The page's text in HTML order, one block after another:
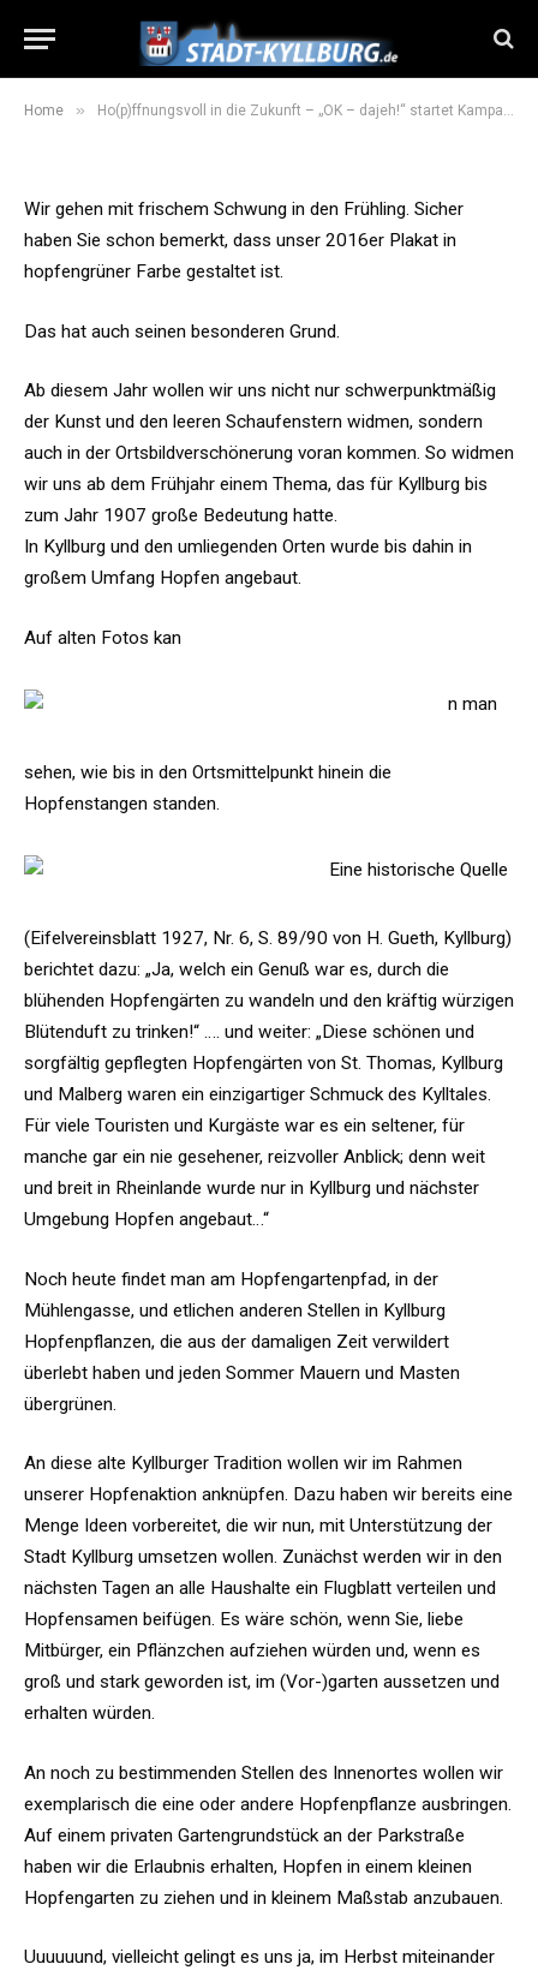
Home » Ho(p)ffnungsvoll in die Zukunft – „OK – dajeh!“ startet Kampagne
„OK – dajeh!“ startet Kampagne
Wir gehen mit frischem Schwung in den Frühling. Sicher
haben Sie schon bemerkt, dass unser 2016er Plakat in
hopfengrüner Farbe gestaltet ist.
Das hat auch seinen besonderen Grund.
Ab diesem Jahr wollen wir uns nicht nur schwerpunktmäßig
der Kunst und den leeren Schaufenstern widmen, sondern
auch in der Ortsbildverschönerung voran kommen. So widmen
wir uns ab dem Frühjahr einem Thema, das für Kyllburg bis
zum Jahr 1907 große Bedeutung hatte.
In Kyllburg und den umliegenden Orten wurde bis dahin in
großem Umfang Hopfen angebaut.
Auf alten Fotos kan
n man
sehen, wie bis in den Ortsmittelpunkt hinein die
Hopfenstangen standen.
Eine historische Quelle
(Eifelvereinsblatt 1927, Nr. 6, S. 89/90 von H. Gueth, Kyllburg)
berichtet dazu: „Ja, welch ein Genuß war es, durch die
blühenden Hopfengärten zu wandeln und den kräftig würzigen
Blütenduft zu trinken!“ …. und weiter: „Diese schönen und
sorgfältig gepflegten Hopfengärten von St. Thomas, Kyllburg
und Malberg waren ein einzigartiger Schmuck des Kylltales.
Für viele Touristen und Kurgäste war es ein seltener, für
manche gar ein nie gesehener, reizvoller Anblick; denn weit
und breit in Rheinlande wurde nur in Kyllburg und nächster
Umgebung Hopfen angebaut…“
Noch heute findet man am Hopfengartenpfad, in der
Mühlengasse, und etlichen anderen Stellen in Kyllburg
Hopfenpflanzen, die aus der damaligen Zeit verwildert
überlebt haben und jeden Sommer Mauern und Masten
übergrünen.
An diese alte Kyllburger Tradition wollen wir im Rahmen
unserer Hopfenaktion anknüpfen. Dazu haben wir bereits eine
Menge Ideen vorbereitet, die wir nun, mit Unterstützung der
Stadt Kyllburg umsetzen wollen. Zunächst werden wir in den
nächsten Tagen an alle Haushalte ein Flugblatt verteilen und
Hopfensamen beifügen. Es wäre schön, wenn Sie, liebe
Mitbürger, ein Pflänzchen aufziehen würden und, wenn es
groß und stark geworden ist, im (Vor-)garten aussetzen und
erhalten würden.
An noch zu bestimmenden Stellen des Innenortes wollen wir
exemplarisch die eine oder andere Hopfenpflanze ausbringen.
Auf einem privaten Gartengrundstück an der Parkstraße
haben wir die Erlaubnis erhalten, Hopfen in einem kleinen
Hopfengarten zu ziehen und in kleinem Maßstab anzubauen.
Uuuuuund, vielleicht gelingt es uns ja, im Herbst miteinander